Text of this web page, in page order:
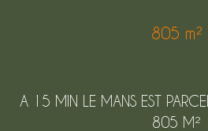
805 m²
A 15 MIN LE MANS EST
805 M²